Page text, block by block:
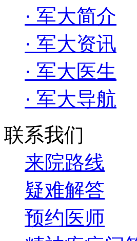
· 军大简介
· 军大资讯
· 军大医生
· 军大导航
联系我们
来院路线
疑难解答
预约医师